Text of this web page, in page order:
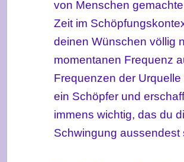
von Menschen
Zeit im
deinen Wünschen völlig
momentanen Frequenz
Frequenzen der
ein Schöpfer und
immens wichtig, das du
Schwingung